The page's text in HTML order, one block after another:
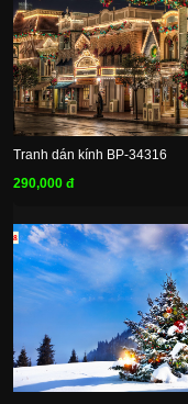
Tranh dán kính BP-34316
290,000 đ